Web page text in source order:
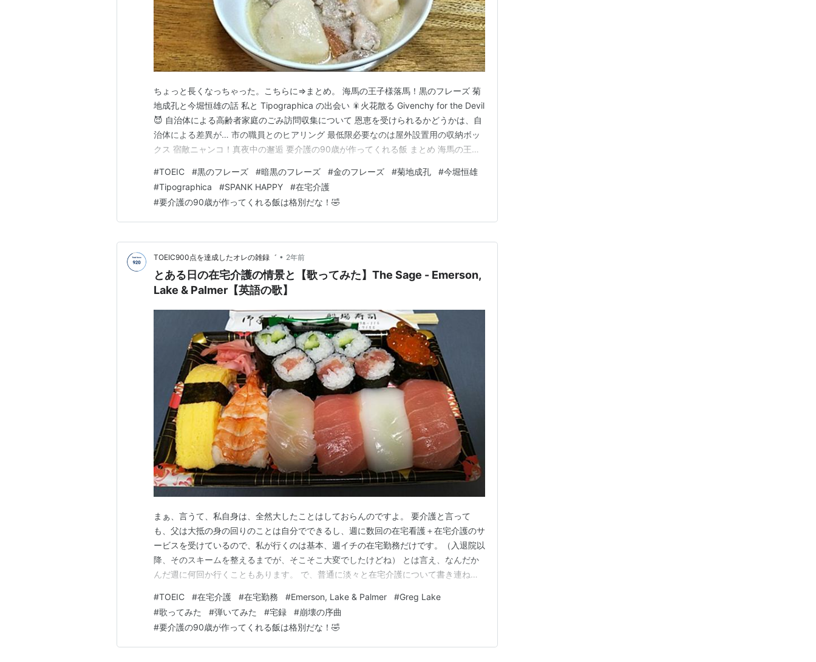
ちょっと長くなっちゃった。こちらに⇒まとめ。 海馬の王子様落馬！黒のフレーズ 菊
地成孔と今堀恒雄の話 私と Tipographica の出会い 🎇火花散る Givenchy for the Devil
😈 自治体による高齢者家庭のごみ訪問収集について 恩恵を受けられるかどうかは、自
治体による差異が… 市の職員とのヒアリング 最低限必要なのは屋外設置用の収納ボッ
クス 宿敵ニャンコ！真夜中の邂逅 要介護の90歳が作ってくれる飯 まとめ 海馬の王子
フレーズ」も持っていませんでしたね。自分には時期尚早と思われたので。 でまぁ、
…
#TOEIC #黒のフレーズ #暗黒のフレーズ #金のフレーズ #菊地成孔 #今堀恒雄
#Tipographica #SPANK HAPPY #在宅介護
#要介護の90歳が作ってくれる飯は格別だな！🤣
TOEIC900点を達成したオレの雑録゛ • 2年前
とある日の在宅介護の情景と【歌ってみた】The Sage - Emerson,
Lake & Palmer【英語の歌】
まぁ、言うて、私自身は、全然大したことはしておらんのですよ。 要介護と言って
も、父は大抵の身の回りのことは自分でできるし、週に数回の在宅看護＋在宅介護のサ
ービスを受けているので、私が行くのは基本、週イチの在宅勤務だけです。（入退院以
降、そのスキームを整えるまでが、そこそこ大変でしたけどね） とは言え、なんだか
んだ週に何回か行くこともあります。 で、普通に淡々と在宅介護について書き連ねる
正月 2025年とある日の在宅勤務 07:30 移動 08:00 ゴミ捨て 08:30 仕事準備・在宅勤
務開始 09:00 朝食 …
#TOEIC #在宅介護 #在宅勤務 #Emerson, Lake & Palmer #Greg Lake
#歌ってみた #弾いてみた #宅録 #崩壊の序曲
#要介護の90歳が作ってくれる飯は格別だな！🤣